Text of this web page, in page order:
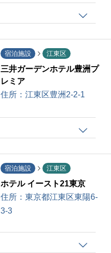
宿泊施設 江東区
三井ガーデンホテル豊洲プ
レミア
住所： 江東区豊洲2-2-1
宿泊施設 江東区
ホテル イースト21東京
住所： 東京都江東区東陽6-
3-3